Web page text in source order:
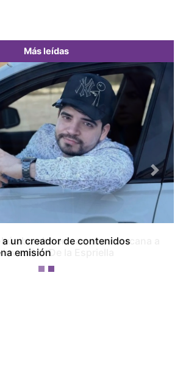
Más leídas
bomba en carretera cercana a
De la Espriella
Next